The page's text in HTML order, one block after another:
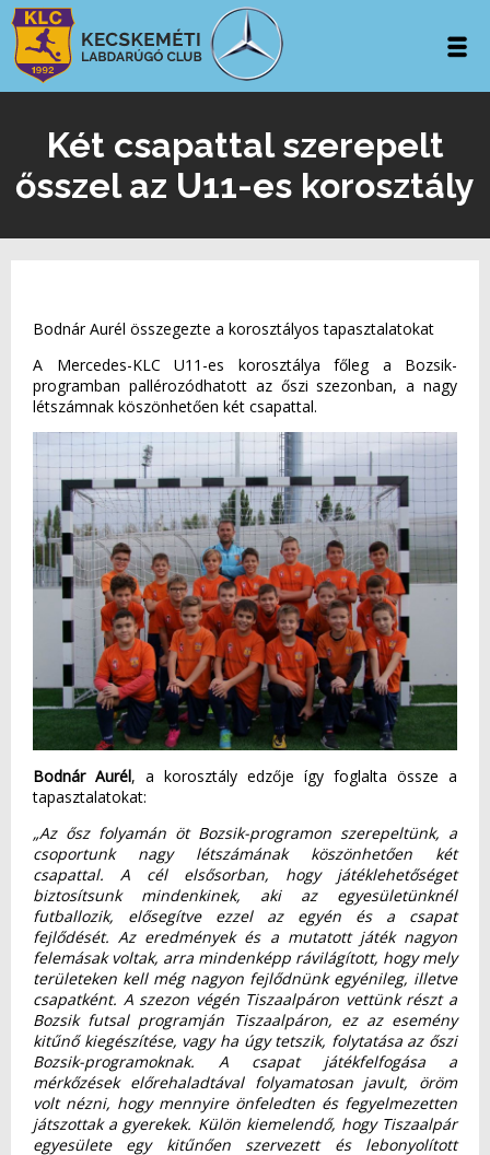
Két csapattal szerepelt
ősszel az U11-es korosztály
Bodnár Aurél összegezte a korosztályos tapasztalatokat
A Mercedes-KLC U11-es korosztálya főleg a Bozsik-
programban pallérozódhatott az őszi szezonban, a nagy
létszámnak köszönhetően két csapattal.
Bodnár Aurél, a korosztály edzője így foglalta össze a
tapasztalatokat:
„Az ősz folyamán öt Bozsik-programon szerepeltünk, a
csoportunk nagy létszámának köszönhetően két
csapattal. A cél elsősorban, hogy játéklehetőséget
biztosítsunk mindenkinek, aki az egyesületünknél
futballozik, elősegítve ezzel az egyén és a csapat
fejlődését. Az eredmények és a mutatott játék nagyon
felemásak voltak, arra mindenképp rávilágított, hogy mely
területeken kell még nagyon fejlődnünk egyénileg, illetve
csapatként. A szezon végén Tiszaalpáron vettünk részt a
Bozsik futsal programján Tiszaalpáron, ez az esemény
kitűnő kiegészítése, vagy ha úgy tetszik, folytatása az őszi
Bozsik-programoknak. A csapat játékfelfogása a
mérkőzések előrehaladtával folyamatosan javult, öröm
volt nézni, hogy mennyire önfeledten és fegyelmezetten
játszottak a gyerekek. Külön kiemelendő, hogy Tiszaalpár
egyesülete egy kitűnően szervezett és lebonyolított